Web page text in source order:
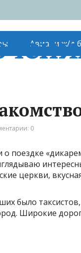
Авиа- и ж/д
0
поездке
церкви,
было
Широкие